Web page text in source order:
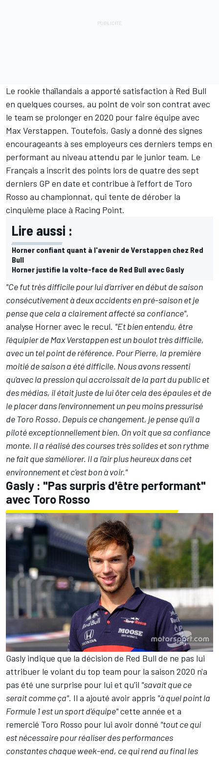
Le rookie thaïlandais a apporté satisfaction à Red Bull
en quelques courses, au point de voir son contrat avec
le team se prolonger en 2020 pour faire équipe avec
Max Verstappen. Toutefois, Gasly a donné des signes
encourageants à ses employeurs ces derniers temps en
performant au niveau attendu par le junior team. Le
Français a inscrit des points lors de quatre des sept
derniers GP en date et contribue à l'effort de Toro
Rosso au championnat, qui tente de dérober la
cinquième place à Racing Point.
Lire aussi :
Horner confiant quant à l'avenir de Verstappen chez Red
Bull
Horner justifie la volte-face de Red Bull avec Gasly
"Ce fut très difficile pour lui d'arriver en début de saison
consécutivement à deux accidents en pré-saison et je
pense que cela a clairement affecté sa confiance",
analyse Horner avec le recul. "Et bien entendu, être
l'équipier de Max Verstappen est un boulot très difficile,
avec un tel point de référence. Pour Pierre, la première
moitié de saison a été difficile. Nous avons ressenti
qu'avec la pression qui accroissait de la part du public et
des médias, il était juste de lui ôter cela des épaules et de
le placer dans l'environnement un peu moins pressurisé
de Toro Rosso. Depuis ce changement, je pense qu'il a
piloté exceptionnellement bien. On voit que sa confiance
monte. Il a réalisé des courses très solides et son rythme
ne fait que s'améliorer. Il a l'air plus heureux dans cet
environnement et c'est bon à voir."
Gasly : "Pas surpris d'être performant"
avec Toro Rosso
Gasly indique que la décision de Red Bull de ne pas lui
attribuer le volant du top team pour la saison 2020 n'a
pas été une surprise pour lui et qu'il "savait que ce
serait comme ça". Il a ajouté avoir appris "à quel point la
Formule 1 est un sport d'équipe"cette année et a
remercié Toro Rosso pour lui avoir donné "tout ce qui
est nécessaire pour réaliser des performances
constantes chaque week-end, ce qui rend au final les